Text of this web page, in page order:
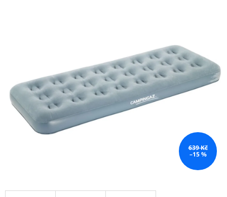
639 Kč
–15 %